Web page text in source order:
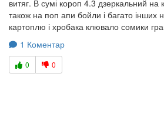
витяг. В сумі короп 4.3 дзеркальний
також на поп апи бойли і багато інших
картоплю і хробака клювало сомики
1 Коментар
0 0